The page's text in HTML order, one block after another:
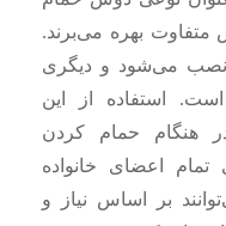
بهره می‌برند.
نصب می‌شود و دیگری
استفاده از این
هنگام حمام کردن
اعضای خانواده
بر اساس نیاز و